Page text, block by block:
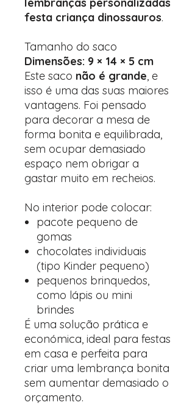
festa criança dinossauros.
Tamanho do saco
Dimensões: 9 × 14 × 5 cm
Este saco não é grande, e
isso é uma das suas maiores
vantagens. Foi pensado
para decorar a mesa de
forma bonita e equilibrada,
sem ocupar demasiado
espaço nem obrigar a
gastar muito em recheios.
No interior pode colocar:
pacote pequeno de
gomas
chocolates individuais
(tipo Kinder pequeno)
pequenos brinquedos,
como lápis ou mini
brindes
É uma solução prática e
económica, ideal para festas
em casa e perfeita para
criar uma lembrança bonita
sem aumentar demasiado o
orçamento.